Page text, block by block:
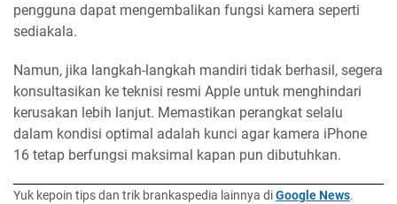
pengguna dapat mengembalikan fungsi kamera seperti
sediakala.
Namun, jika langkah-langkah mandiri tidak berhasil, segera
konsultasikan ke teknisi resmi Apple untuk menghindari
kerusakan lebih lanjut. Memastikan perangkat selalu
dalam kondisi optimal adalah kunci agar kamera iPhone
16 tetap berfungsi maksimal kapan pun dibutuhkan.
Yuk kepoin tips dan trik brankaspedia lainnya diGoogle News.